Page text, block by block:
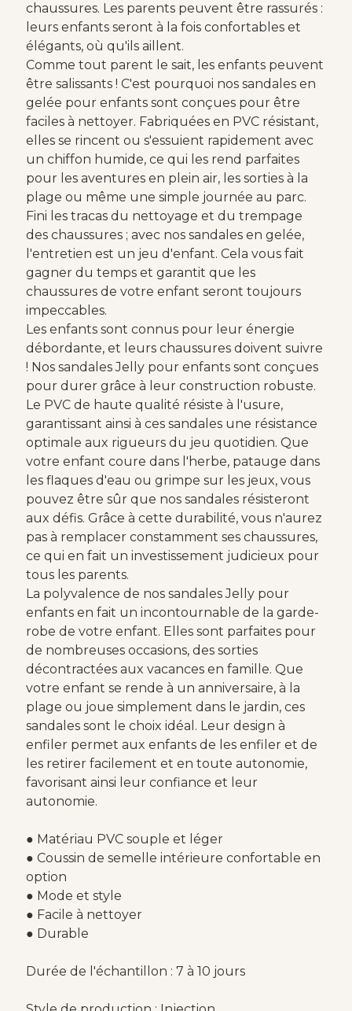
chaussures. Les parents peuvent être rassurés :
leurs enfants seront à la fois confortables et
élégants, où qu'ils aillent.
Comme tout parent le sait, les enfants peuvent
être salissants ! C'est pourquoi nos sandales en
gelée pour enfants sont conçues pour être
faciles à nettoyer. Fabriquées en PVC résistant,
elles se rincent ou s'essuient rapidement avec
un chiffon humide, ce qui les rend parfaites
pour les aventures en plein air, les sorties à la
plage ou même une simple journée au parc.
Fini les tracas du nettoyage et du trempage
des chaussures ; avec nos sandales en gelée,
l'entretien est un jeu d'enfant. Cela vous fait
gagner du temps et garantit que les
chaussures de votre enfant seront toujours
impeccables.
Les enfants sont connus pour leur énergie
débordante, et leurs chaussures doivent suivre
! Nos sandales Jelly pour enfants sont conçues
pour durer grâce à leur construction robuste.
Le PVC de haute qualité résiste à l'usure,
garantissant ainsi à ces sandales une résistance
optimale aux rigueurs du jeu quotidien. Que
votre enfant coure dans l'herbe, patauge dans
les flaques d'eau ou grimpe sur les jeux, vous
pouvez être sûr que nos sandales résisteront
aux défis. Grâce à cette durabilité, vous n'aurez
pas à remplacer constamment ses chaussures,
ce qui en fait un investissement judicieux pour
tous les parents.
La polyvalence de nos sandales Jelly pour
enfants en fait un incontournable de la garde-
robe de votre enfant. Elles sont parfaites pour
de nombreuses occasions, des sorties
décontractées aux vacances en famille. Que
votre enfant se rende à un anniversaire, à la
plage ou joue simplement dans le jardin, ces
sandales sont le choix idéal. Leur design à
enfiler permet aux enfants de les enfiler et de
les retirer facilement et en toute autonomie,
favorisant ainsi leur confiance et leur
autonomie.
● Matériau PVC souple et léger
● Coussin de semelle intérieure confortable en
option
● Mode et style
● Facile à nettoyer
● Durable
Durée de l'échantillon : 7 à 10 jours